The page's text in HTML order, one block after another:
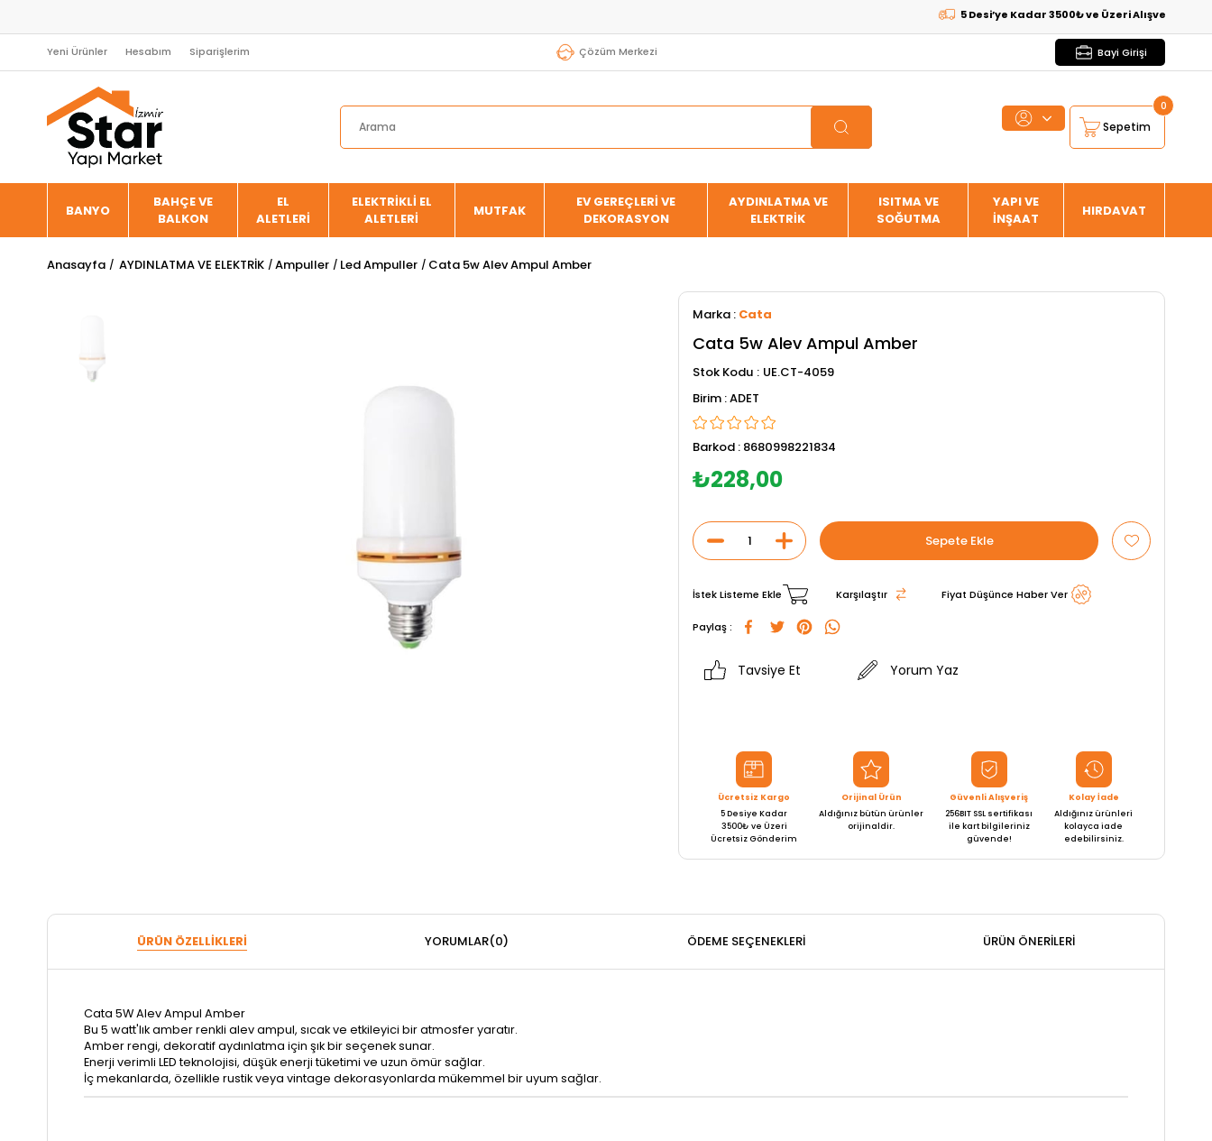
5 Desi’ye Kadar 3500₺ ve Üzeri Alışverişlerde
Yeni Ürünler Hesabım Siparişlerim Çözüm Merkezi Bayi Girişi
Sepetim
0
BANYO
BAHÇE VE
BALKON
EL
ALETLERİ
ELEKTRİKLİ EL
ALETLERİ
MUTFAK
EV GEREÇLERİ VE
DEKORASYON
AYDINLATMA VE
ELEKTRİK
ISITMA VE
SOĞUTMA
YAPI VE
İNŞAAT
HIRDAVAT
Anasayfa AYDINLATMA VE ELEKTRİK Ampuller Led Ampuller Cata 5w Alev Ampul Amber
Marka : Cata
Cata 5w Alev Ampul Amber
Stok Kodu
UE.CT-4059
ADET
Barkod : 8680998221834
₺228,00
İstek Listeme Ekle Karşılaştır Fiyat Düşünce Haber Ver
Paylaş :
Tavsiye Et Yorum Yaz
Ücretsiz Kargo
5 Desiye Kadar
3500₺ ve Üzeri
Ücretsiz Gönderim
Orijinal Ürün
Aldığınız bütün ürünler
orijinaldir.
Güvenli Alışveriş
256BIT SSL sertifikası
ile kart bilgileriniz
güvende!
Kolay İade
Aldığınız ürünleri
kolayca iade
edebilirsiniz.
ÜRÜN ÖZELLIKLERI YORUMLAR(0) ÖDEME SEÇENEKLERI ÜRÜN ÖNERILERI
Cata 5W Alev Ampul Amber
Bu 5 watt'lık amber renkli alev ampul, sıcak ve etkileyici bir atmosfer yaratır.
Amber rengi, dekoratif aydınlatma için şık bir seçenek sunar.
Enerji verimli LED teknolojisi, düşük enerji tüketimi ve uzun ömür sağlar.
İç mekanlarda, özellikle rustik veya vintage dekorasyonlarda mükemmel bir uyum sağlar.